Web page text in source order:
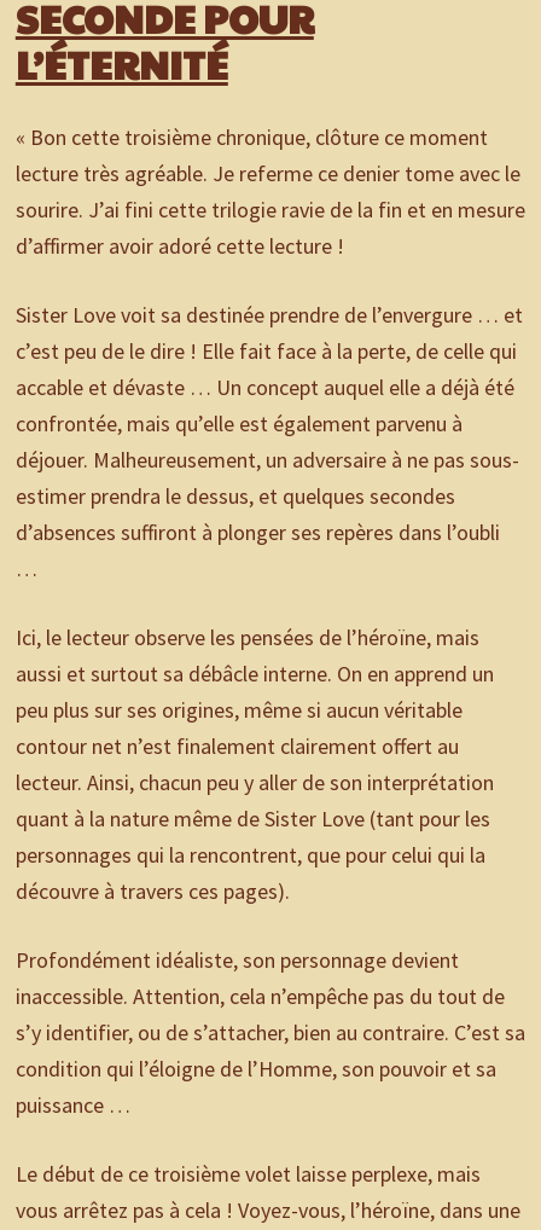
SECONDE POUR
L’ÉTERNITÉ
« Bon cette troisième chronique, clôture ce moment
lecture très agréable. Je referme ce denier tome avec le
sourire. J’ai fini cette trilogie ravie de la fin et en mesure
d’affirmer avoir adoré cette lecture !
Sister Love voit sa destinée prendre de l’envergure … et
c’est peu de le dire ! Elle fait face à la perte, de celle qui
accable et dévaste … Un concept auquel elle a déjà été
confrontée, mais qu’elle est également parvenu à
déjouer. Malheureusement, un adversaire à ne pas sous-
estimer prendra le dessus, et quelques secondes
d’absences suffiront à plonger ses repères dans l’oubli
…
Ici, le lecteur observe les pensées de l’héroïne, mais
aussi et surtout sa débâcle interne. On en apprend un
peu plus sur ses origines, même si aucun véritable
contour net n’est finalement clairement offert au
lecteur. Ainsi, chacun peu y aller de son interprétation
quant à la nature même de Sister Love (tant pour les
personnages qui la rencontrent, que pour celui qui la
découvre à travers ces pages).
Profondément idéaliste, son personnage devient
inaccessible. Attention, cela n’empêche pas du tout de
s’y identifier, ou de s’attacher, bien au contraire. C’est sa
condition qui l’éloigne de l’Homme, son pouvoir et sa
puissance …
Le début de ce troisième volet laisse perplexe, mais
vous arrêtez pas à cela ! Voyez-vous, l’héroïne, dans une